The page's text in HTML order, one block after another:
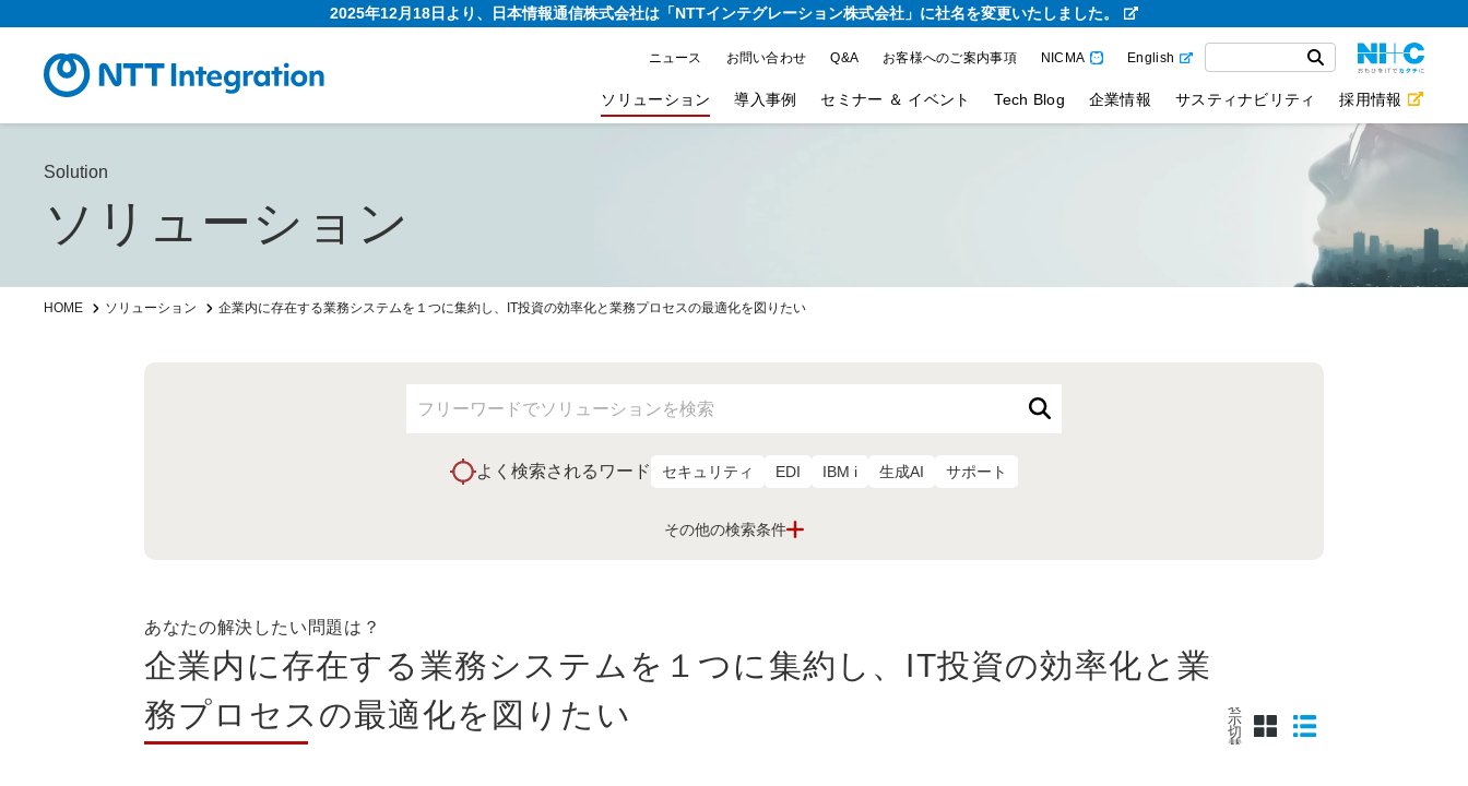
2025年12月18日より、日本情報通信株式会社は「NTTインテグレーション株式会社」に社名を変更いたしました。
ニュース お問い合わせ Q&A お客様へのご案内事項 NICMA English
ソリューション 導入事例 セミナー ＆ イベント Tech Blog 企業情報 サスティナビリティ 採用情報
Solution
ソリューション
HOME ソリューション 企業内に存在する業務システムを１つに集約し、IT投資の効率化と業務プロセスの最適化を図りたい
よく検索されるワード セキュリティ EDI IBM i 生成AI サポート
ITを活用した人材や働き方の改善を進めたい
あなたの解決したい問題は？
企業内に存在する業務システムを１つに集約し、IT投資の効率化と業
務プロセスの最適化を図りたい
表
示
切
替